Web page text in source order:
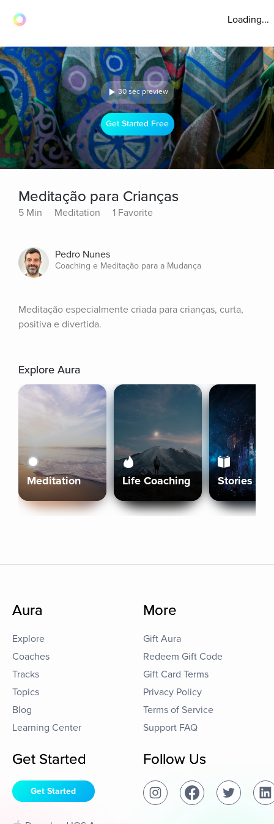
Loading...
30 sec preview
Get Started Free
Meditação para Crianças
5 Min Meditation 1 Favorite
Pedro Nunes
Coaching e Meditação para a Mudança
Meditação especialmente criada para crianças, curta,
positiva e divertida.
Explore Aura
Meditation Life Coaching Stories
Aura
Explore
Coaches
Tracks
Topics
Blog
Learning Center
More
Gift Aura
Redeem Gift Code
Gift Card Terms
Privacy Policy
Terms of Service
Support FAQ
Get Started
Get Started
Follow Us